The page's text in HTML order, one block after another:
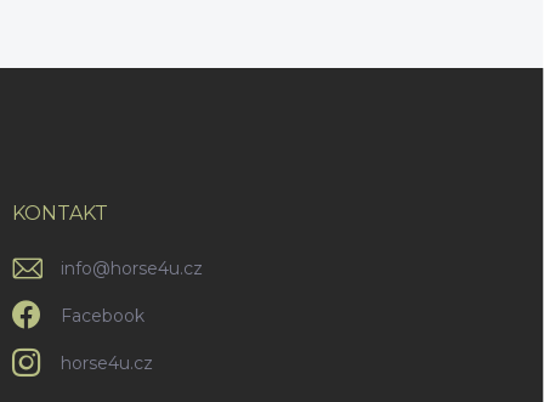
KONTAKT
info@horse4u.cz
Facebook
horse4u.cz